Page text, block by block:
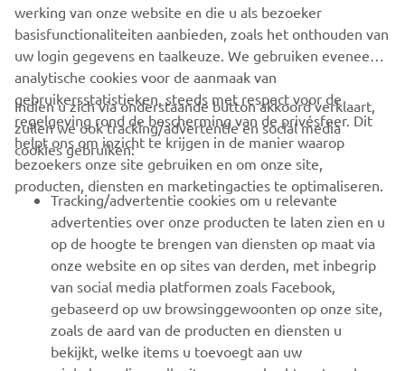
RESERVE NOW!
CORPORATE
BUSINESS
MEER YAMAHA
SUPPORT
NIEUWSBRIEF
werking van onze website en die u als bezoeker
basisfunctionaliteiten aanbieden, zoals het onthouden van
uw login gegevens en taalkeuze. We gebruiken eveneens
analytische cookies voor de aanmaak van
gebruikersstatistieken, steeds met respect voor de
regelgeving rond de bescherming van de privésfeer. Dit
helpt ons om inzicht te krijgen in de manier waarop
bezoekers onze site gebruiken en om onze site,
producten, diensten en marketingacties te optimaliseren.
Indien u zich via onderstaande button akkoord verklaart,
zullen we ook tracking/advertentie en social media
cookies gebruiken:
Tracking/advertentie cookies om u relevante
advertenties over onze producten te laten zien en u
op de hoogte te brengen van diensten op maat via
onze website en op sites van derden, met inbegrip
van social media platformen zoals Facebook,
gebaseerd op uw browsinggewoonten op onze site,
zoals de aard van de producten en diensten u
bekijkt, welke items u toevoegt aan uw